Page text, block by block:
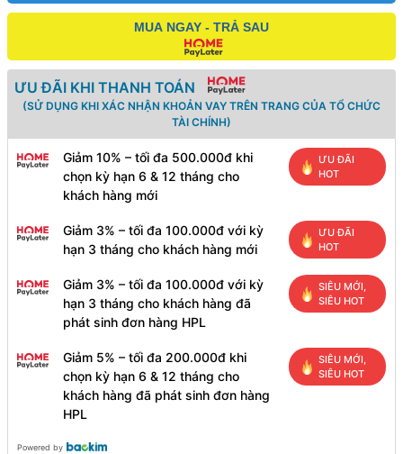
MUA NGAY - TRẢ SAU
ƯU ĐÃI KHI THANH TOÁN
(SỬ DỤNG KHI XÁC NHẬN KHOẢN VAY TRÊN TRANG CỦA TỔ CHỨC
TÀI CHÍNH)
Giảm 10% – tối đa 500.000đ khi
chọn kỳ hạn 6 & 12 tháng cho
khách hàng mới
ƯU ĐÃI
HOT
Giảm 3% – tối đa 100.000đ với kỳ
hạn 3 tháng cho khách hàng mới
ƯU ĐÃI
HOT
Giảm 3% – tối đa 100.000đ với kỳ
hạn 3 tháng cho khách hàng đã
phát sinh đơn hàng HPL
SIÊU MỚI,
SIÊU HOT
Giảm 5% – tối đa 200.000đ khi
chọn kỳ hạn 6 & 12 tháng cho
khách hàng đã phát sinh đơn hàng
HPL
SIÊU MỚI,
SIÊU HOT
Powered by